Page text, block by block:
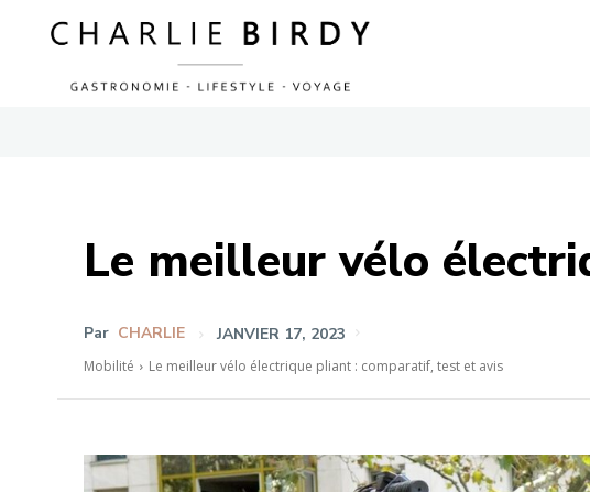
Le meilleur vélo
Par CHARLIE JANVIER 17, 2023
Mobilité Le meilleur vélo électrique pliant : comparatif, test et avis